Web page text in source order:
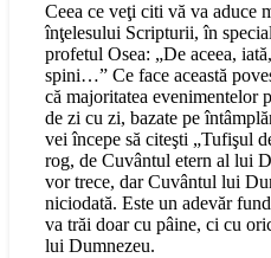
Ceea ce veţi citi vă va aduce
înţelesului Scripturii, în
profetul Osea: „De aceea,
spini…” Ce face această
că majoritatea evenimentelor
de zi cu zi, bazate pe
vei începe să citeşti „Tufişul
rog, de Cuvântul etern al lui
vor trece, dar Cuvântul lui
niciodată. Este un adevăr
va trăi doar cu pâine, ci cu
lui Dumnezeu.